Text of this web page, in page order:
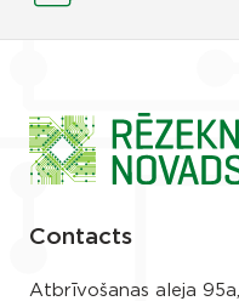
Contacts
Atbrīvošanas aleja